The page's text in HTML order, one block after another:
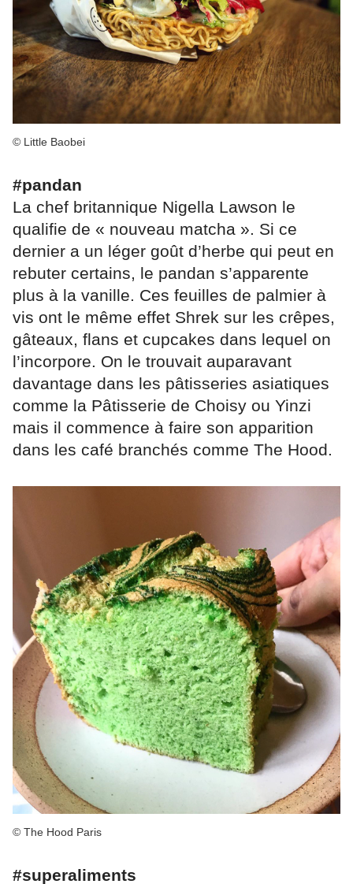
© Little Baobei
#pandan
La chef britannique Nigella Lawson le
qualifie de « nouveau matcha ». Si ce
dernier a un léger goût d’herbe qui peut en
rebuter certains, le pandan s’apparente
plus à la vanille. Ces feuilles de palmier à
vis ont le même effet Shrek sur les crêpes,
gâteaux, flans et cupcakes dans lequel on
l’incorpore. On le trouvait auparavant
davantage dans les pâtisseries asiatiques
comme la Pâtisserie de Choisy ou Yinzi
mais il commence à faire son apparition
dans les café branchés comme The Hood.
© The Hood Paris
#superaliments